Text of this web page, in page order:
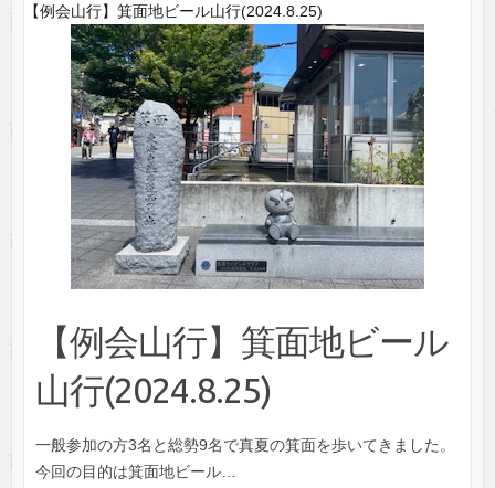
【例会山行】箕面地ビール山行(2024.8.25)
【例会山行】箕面地ビール
山行(2024.8.25)
一般参加の方3名と総勢9名で真夏の箕面を歩いてきました。
今回の目的は箕面地ビール…